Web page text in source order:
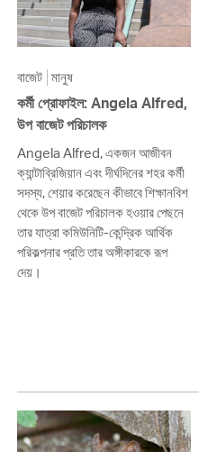
বাজেট মানুষ
কর্মী প্রোফাইল: Angela Alfred,
উপ বাজেট পরিচালক
Angela Alfred, একজন আজীবন
ক্যান্টাব্রিজিয়ান এবং দীর্ঘদিনের শহর কর্মী
সদস্য, শেয়ার করেছেন কীভাবে শিক্ষানবিশ
থেকে উপ বাজেট পরিচালক হওয়ার পেছনে
তার যাত্রা কমিউনিটি-কেন্দ্রিক আর্থিক
পরিকল্পনার প্রতি তার অঙ্গীকারকে রূপ
দেয়।